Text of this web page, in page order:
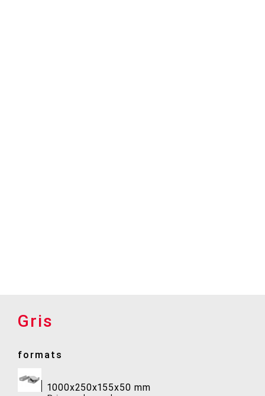
Gris
formats
1000x250x155x50 mm